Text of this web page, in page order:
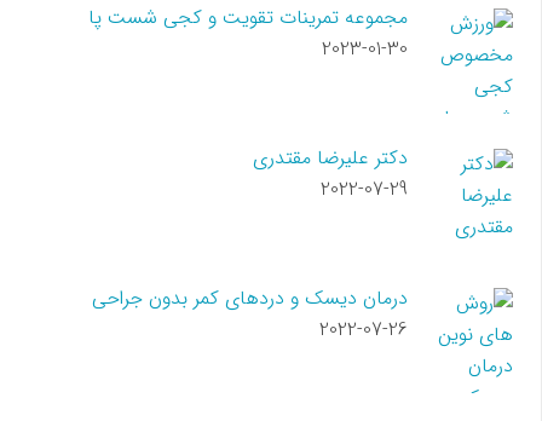
مجموعه تمرینات تقویت و کجی شست پا
2023-01-30
دکتر علیرضا مقتدری
2022-07-29
درمان دیسک و دردهای کمر بدون جراحی
2022-07-26